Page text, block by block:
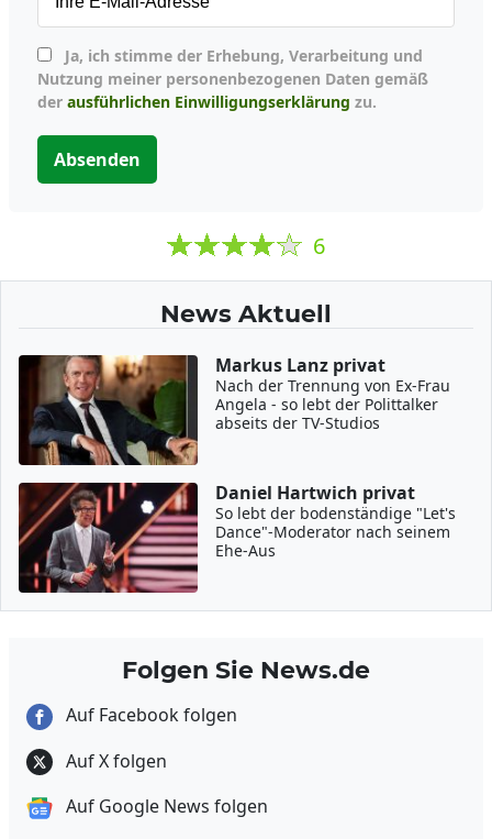
Nutzung meiner personenbezogenen Daten gemäß
der ausführlichen Einwilligungserklärung zu.
Absenden
6
News Aktuell
Markus Lanz privat
Nach der Trennung von Ex-Frau
Angela - so lebt der Polittalker
abseits der TV-Studios
Daniel Hartwich privat
So lebt der bodenständige "Let's
Dance"-Moderator nach seinem
Ehe-Aus
Folgen Sie News.de
Auf Facebook folgen
Auf X folgen
Auf Google News folgen